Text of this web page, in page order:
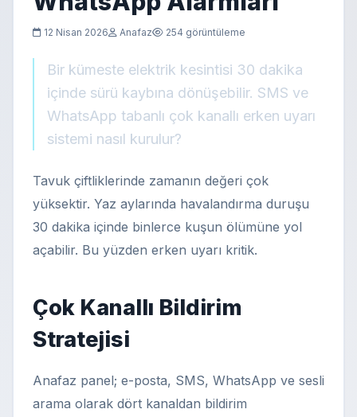
12 Nisan 2026 Anafaz 254 görüntüleme
Bir kümeste elektrik kesintisi 30 dakika
içinde sürü kaybına dönüşebilir. SMS ve
WhatsApp tabanlı çok kanallı erken uyarı
sistemi nasıl kurulur?
Tavuk çiftliklerinde zamanın değeri çok
yüksektir. Yaz aylarında havalandırma duruşu
30 dakika içinde binlerce kuşun ölümüne yol
açabilir. Bu yüzden erken uyarı kritik.
Çok Kanallı Bildirim
Stratejisi
Anafaz panel; e-posta, SMS, WhatsApp ve sesli
arama olarak dört kanaldan bildirim